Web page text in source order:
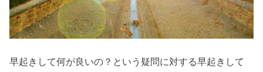
早起きして何が良いの？という疑問に対する早起きして